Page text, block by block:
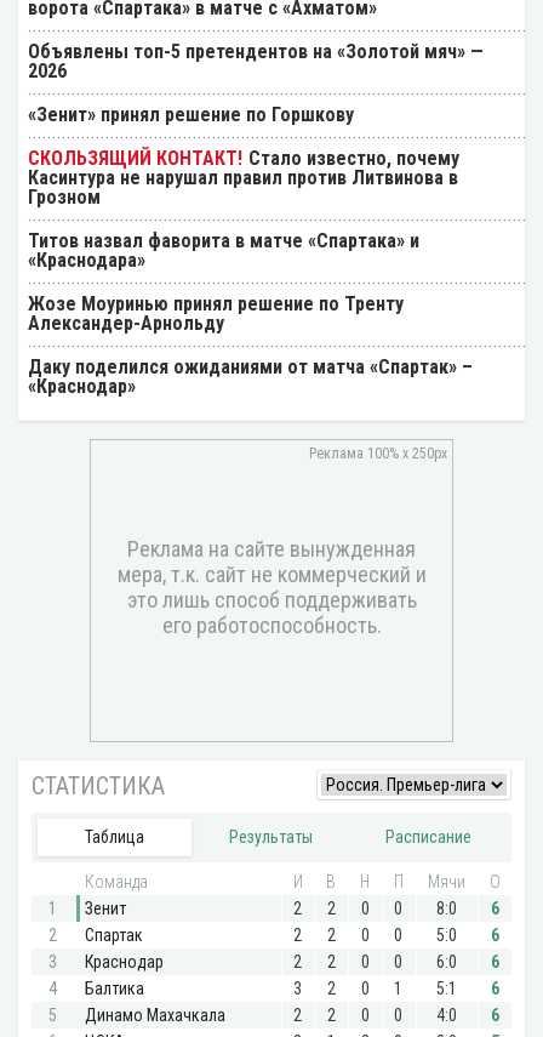
ворота «Спартака» в матче с «Ахматом»
Объявлены топ-5 претендентов на «Золотой мяч» —
2026
«Зенит» принял решение по Горшкову
Стало известно, почему
Касинтура не нарушал правил против Литвинова в
Грозном
Титов назвал фаворита в матче «Спартака» и
«Краснодара»
Жозе Моуринью принял решение по Тренту
Александер-Арнольду
Даку поделился ожиданиями от матча «Спартак» –
«Краснодар»